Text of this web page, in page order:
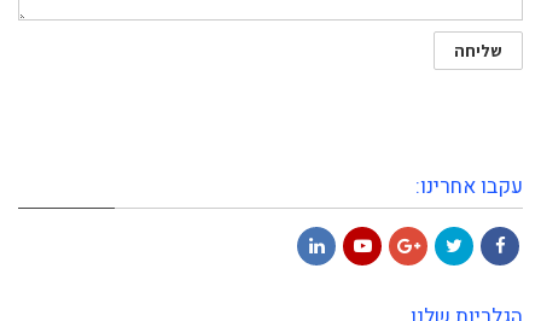
עקבו אחרינו: